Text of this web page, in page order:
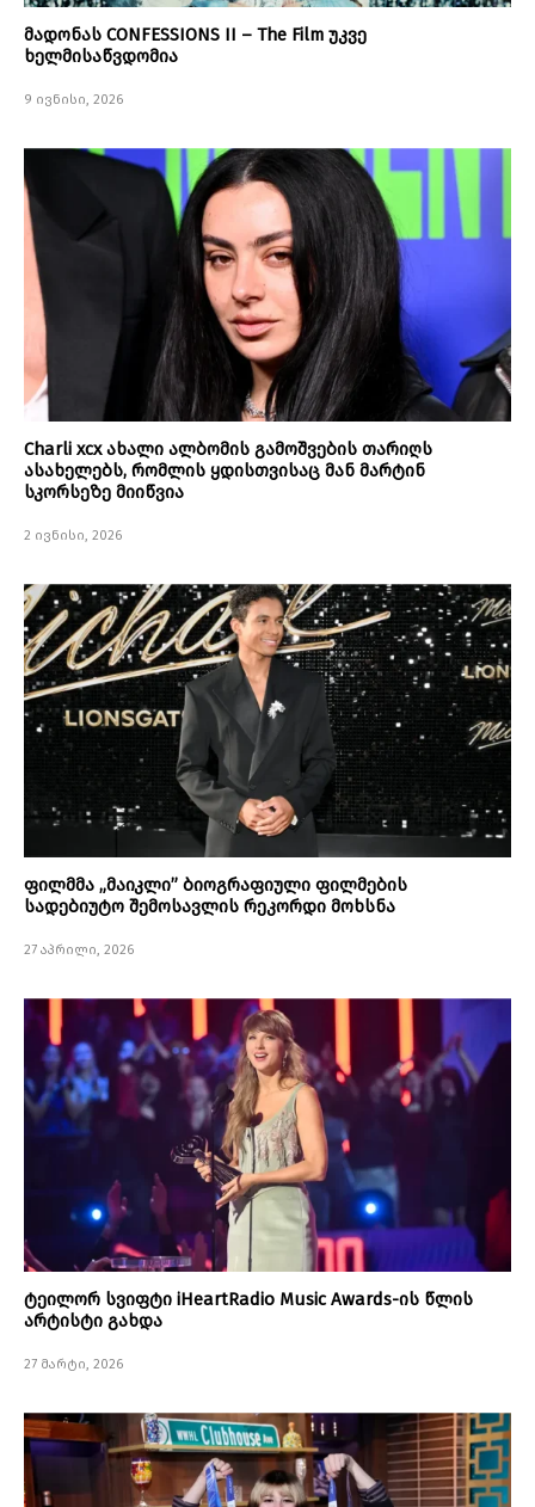
მადონას CONFESSIONS II – The Film უკვე
ხელმისაწვდომია
9 ივნისი, 2026
Charli xcx ახალი ალბომის გამოშვების თარიღს
ასახელებს, რომლის ყდისთვისაც მან მარტინ
სკორსეზე მიიწვია
2 ივნისი, 2026
ფილმმა „მაიკლი” ბიოგრაფიული ფილმების
სადებიუტო შემოსავლის რეკორდი მოხსნა
27 აპრილი, 2026
ტეილორ სვიფტი iHeartRadio Music Awards-ის წლის
არტისტი გახდა
27 მარტი, 2026